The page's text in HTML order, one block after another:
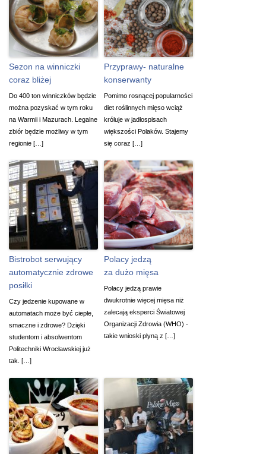
Sezon na winniczki
coraz bliżej
Do 400 ton winniczków będzie
można pozyskać w tym roku
na Warmii i Mazurach. Legalne
zbiór będzie możliwy w tym
regionie […]
Przyprawy- naturalne
konserwanty
Pomimo rosnącej popularności
diet roślinnych mięso wciąż
króluje w jadłospisach
większości Polaków. Stajemy
się coraz […]
Bistrobot serwujący
automatycznie zdrowe
posiłki
Czy jedzenie kupowane w
automatach może być ciepłe,
smaczne i zdrowe? Dzięki
studentom i absolwentom
Politechniki Wrocławskiej już
tak. […]
Polacy jedzą
za dużo mięsa
Polacy jedzą prawie
dwukrotnie więcej mięsa niż
zalecają eksperci Światowej
Organizacji Zdrowia (WHO) -
takie wnioski płyną z […]